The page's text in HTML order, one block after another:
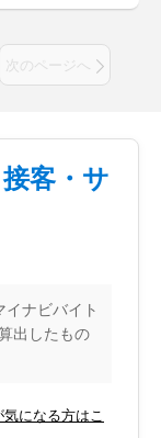
次のページへ
客・サ
ナビバイト
出したもの
になる方はこ